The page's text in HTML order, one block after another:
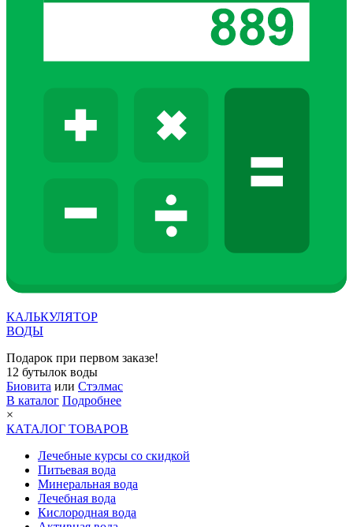
КАЛЬКУЛЯТОР
ВОДЫ
Подарок при первом заказе!
12 бутылок воды
Биовита или Стэлмас
В каталог Подробнее
×
КАТАЛОГ ТОВАРОВ
Лечебные курсы со скидкой
Питьевая вода
Минеральная вода
Лечебная вода
Кислородная вода